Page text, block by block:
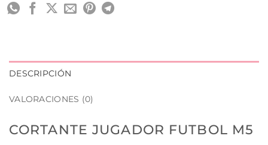
DESCRIPCIÓN
VALORACIONES (0)
CORTANTE JUGADOR FUTBOL M5